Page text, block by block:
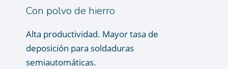
Con polvo de hierro
Alta productividad. Mayor tasa de
deposición para soldaduras
semiautomáticas.